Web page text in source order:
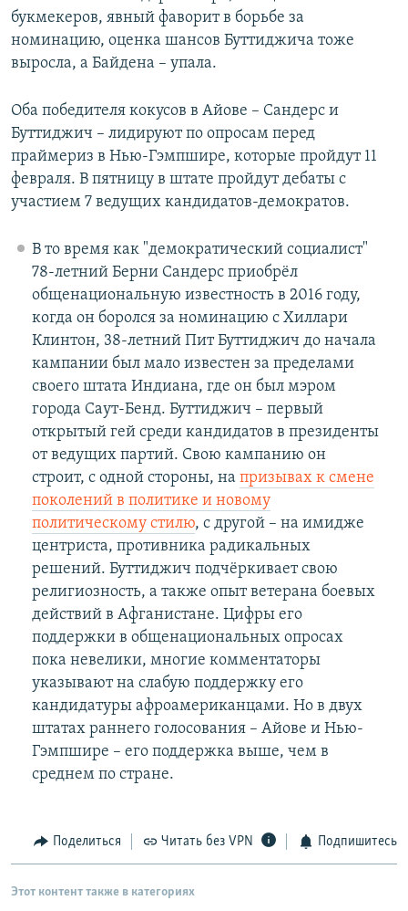
букмекеров, явный фаворит в борьбе за
номинацию, оценка шансов Буттиджича тоже
выросла, а Байдена – упала.
Оба победителя кокусов в Айове – Сандерс и
Буттиджич – лидируют по опросам перед
праймериз в Нью-Гэмпшире, которые пройдут 11
февраля. В пятницу в штате пройдут дебаты с
участием 7 ведущих кандидатов-демократов.
В то время как "демократический социалист"
78-летний Берни Сандерс приобрёл
общенациональную известность в 2016 году,
когда он боролся за номинацию с Хиллари
Клинтон, 38-летний Пит Буттиджич до начала
кампании был мало известен за пределами
своего штата Индиана, где он был мэром
города Саут-Бенд. Буттиджич – первый
открытый гей среди кандидатов в президенты
от ведущих партий. Свою кампанию он
строит, с одной стороны, на призывах к смене
поколений в политике и новому
политическому стилю, с другой – на имидже
центриста, противника радикальных
решений. Буттиджич подчёркивает свою
религиозность, а также опыт ветерана боевых
действий в Афганистане. Цифры его
поддержки в общенациональных опросах
пока невелики, многие комментаторы
указывают на слабую поддержку его
кандидатуры афроамериканцами. Но в двух
штатах раннего голосования – Айове и Нью-
Гэмпшире – его поддержка выше, чем в
среднем по стране.
Поделиться Читать без VPN Подпишитесь
Этот контент также в категориях